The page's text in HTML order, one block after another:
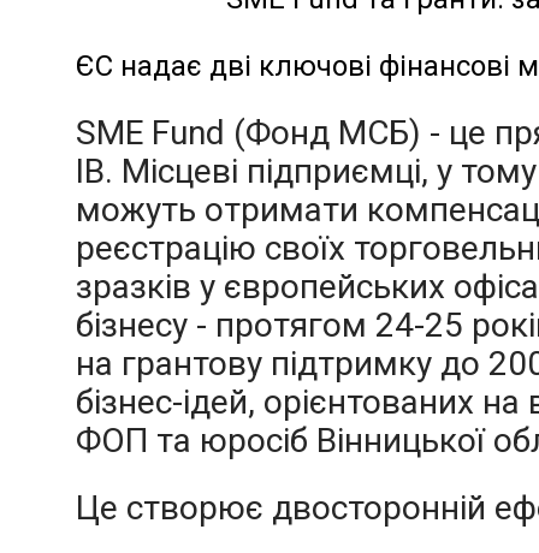
ЄС надає дві ключові фінансові
SME Fund (Фонд МСБ) - це
ІВ. Місцеві підприємці, у
можуть отримати
реєстрацію своїх
зразків у європейських
бізнесу - протягом 24-25
на грантову підтримку до
бізнес-ідей, орієнтованих
ФОП та юросіб Вінницької
Це створює двосторонній